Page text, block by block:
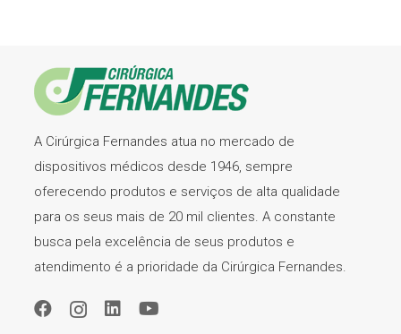
A Cirúrgica Fernandes atua no mercado de
dispositivos médicos desde 1946, sempre
oferecendo produtos e serviços de alta qualidade
para os seus mais de 20 mil clientes. A constante
busca pela excelência de seus produtos e
atendimento é a prioridade da Cirúrgica Fernandes.